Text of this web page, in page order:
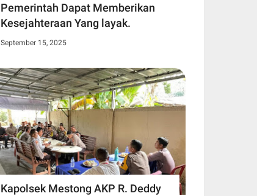
Pemerintah Dapat Memberikan
Kesejahteraan Yang layak.
September 15, 2025
Kapolsek Mestong AKP R. Deddy